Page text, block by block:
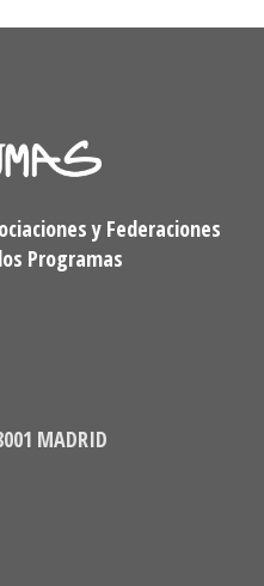
y Federaciones
Programas
MADRID